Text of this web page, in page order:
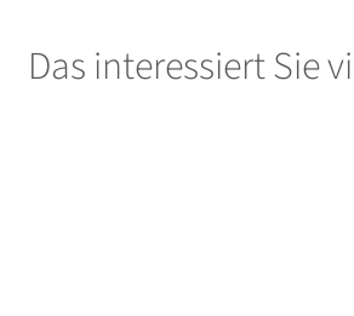
Das interessiert Sie